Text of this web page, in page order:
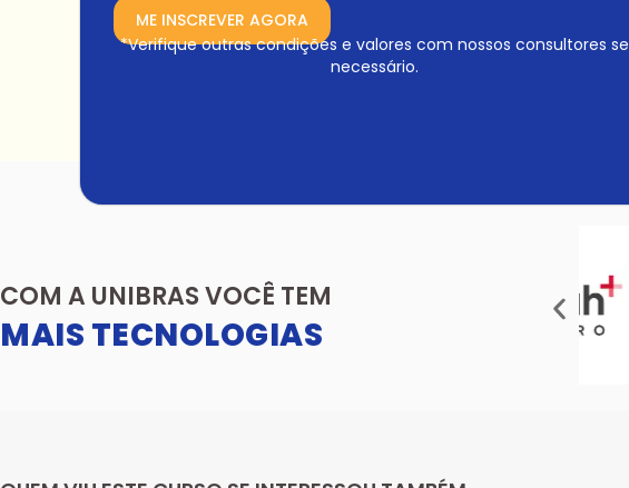
ME INSCREVER AGORA
*Verifique outras condições e valores com nossos consultores se
necessário.
COM A UNIBRAS VOCÊ TEM
MAIS TECNOLOGIAS